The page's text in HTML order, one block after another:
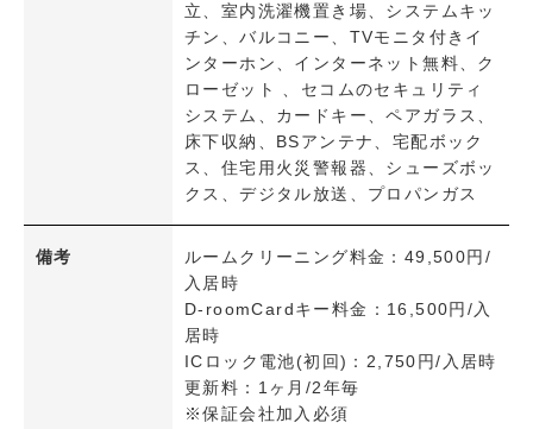
ＩＨクッキングヒーター
ガスコンロ設置可
立、室内洗濯機置き場、システムキッ
チン、バルコニー、TVモニタ付きイ
ンターホン、インターネット無料、ク
ローゼット 、セコムのセキュリティ
システム、カードキー、ペアガラス、
床下収納、BSアンテナ、宅配ボック
ス、住宅用火災警報器、シューズボッ
クス、デジタル放送、プロパンガス
備考
ルームクリーニング料金：49,500円/
入居時
D-roomCardキー料金：16,500円/入
居時
ICロック電池(初回)：2,750円/入居時
更新料：1ヶ月/2年毎
※保証会社加入必須